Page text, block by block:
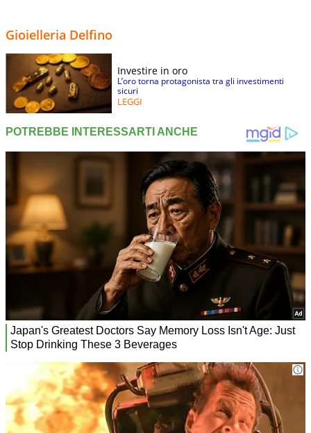
Gioielleria Delfino
Investire in oro
L’oro torna protagonista tra gli investimenti
sicuri
LEGGI